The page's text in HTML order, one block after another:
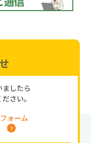
したら
さい。
ォーム